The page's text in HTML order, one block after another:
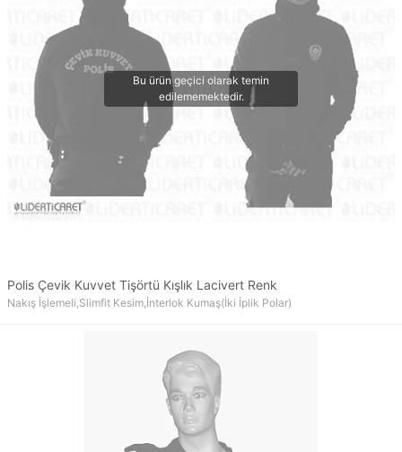
Polis Çevik Kuvvet Tişörtü Kışlık Lacivert Renk
Nakış İşlemeli,Slimfit Kesim,İnterlok Kumaş(İki İplik Polar)